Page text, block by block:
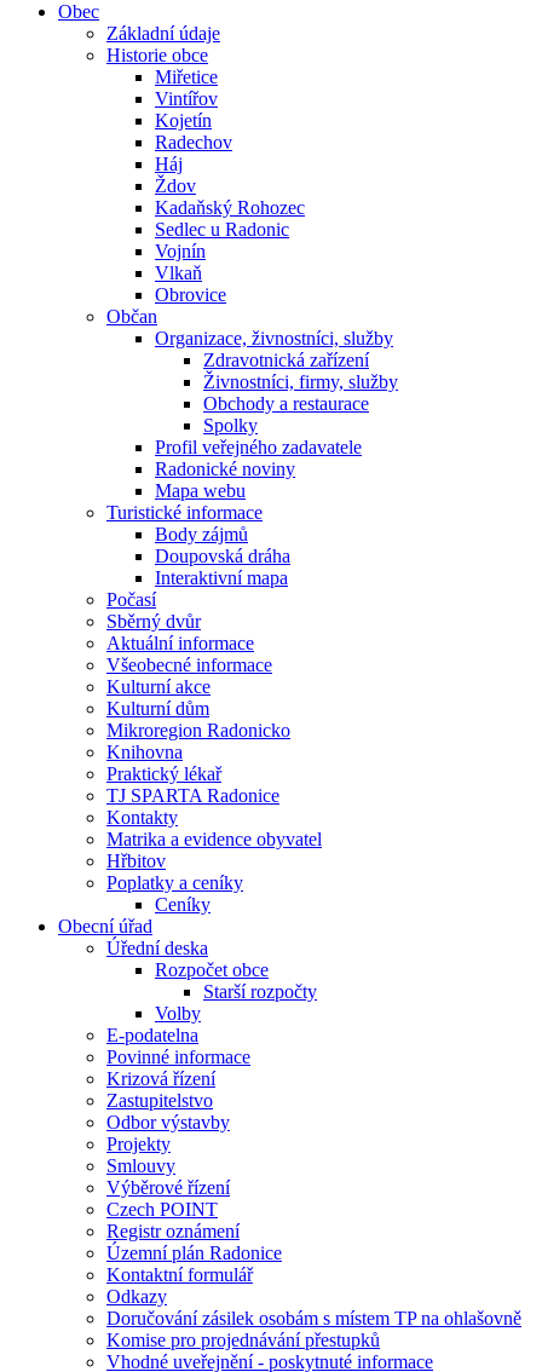
Obec
Základní údaje
Historie obce
Miřetice
Vintířov
Kojetín
Radechov
Háj
Ždov
Kadaňský Rohozec
Sedlec u Radonic
Vojnín
Vlkaň
Obrovice
Občan
Organizace, živnostníci, služby
Zdravotnická zařízení
Živnostníci, firmy, služby
Obchody a restaurace
Spolky
Profil veřejného zadavatele
Radonické noviny
Mapa webu
Turistické informace
Body zájmů
Doupovská dráha
Interaktivní mapa
Počasí
Sběrný dvůr
Aktuální informace
Všeobecné informace
Kulturní akce
Kulturní dům
Mikroregion Radonicko
Knihovna
Praktický lékař
TJ SPARTA Radonice
Kontakty
Matrika a evidence obyvatel
Hřbitov
Poplatky a ceníky
Ceníky
Obecní úřad
Úřední deska
Rozpočet obce
Starší rozpočty
Volby
E-podatelna
Povinné informace
Krizová řízení
Zastupitelstvo
Odbor výstavby
Projekty
Smlouvy
Výběrové řízení
Czech POINT
Registr oznámení
Územní plán Radonice
Kontaktní formulář
Odkazy
Doručování zásilek osobám s místem TP na ohlašovně
Komise pro projednávání přestupků
Vhodné uveřejnění - poskytnuté informace